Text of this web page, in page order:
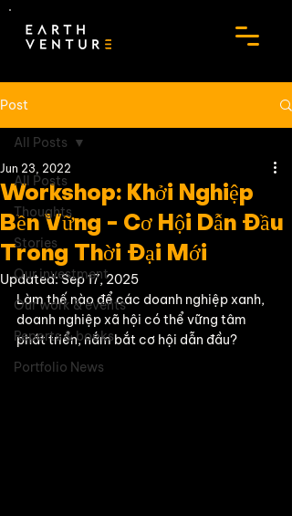
Post
All Posts
Thoughts
Stories
Our investment
Our work & events
Reports & books
Portfolio News
All Posts
Workshop: Khởi Nghiệp
Bền Vững - Cơ Hội Dẫn Đầu
Trong Thời Đại Mới
Jun 23, 2022
Updated:Sep 17, 2025
Làm thế nào để các doanh nghiệp xanh,
doanh nghiệp xã hội có thể vững tâm
phát triển, nắm bắt cơ hội dẫn đầu?